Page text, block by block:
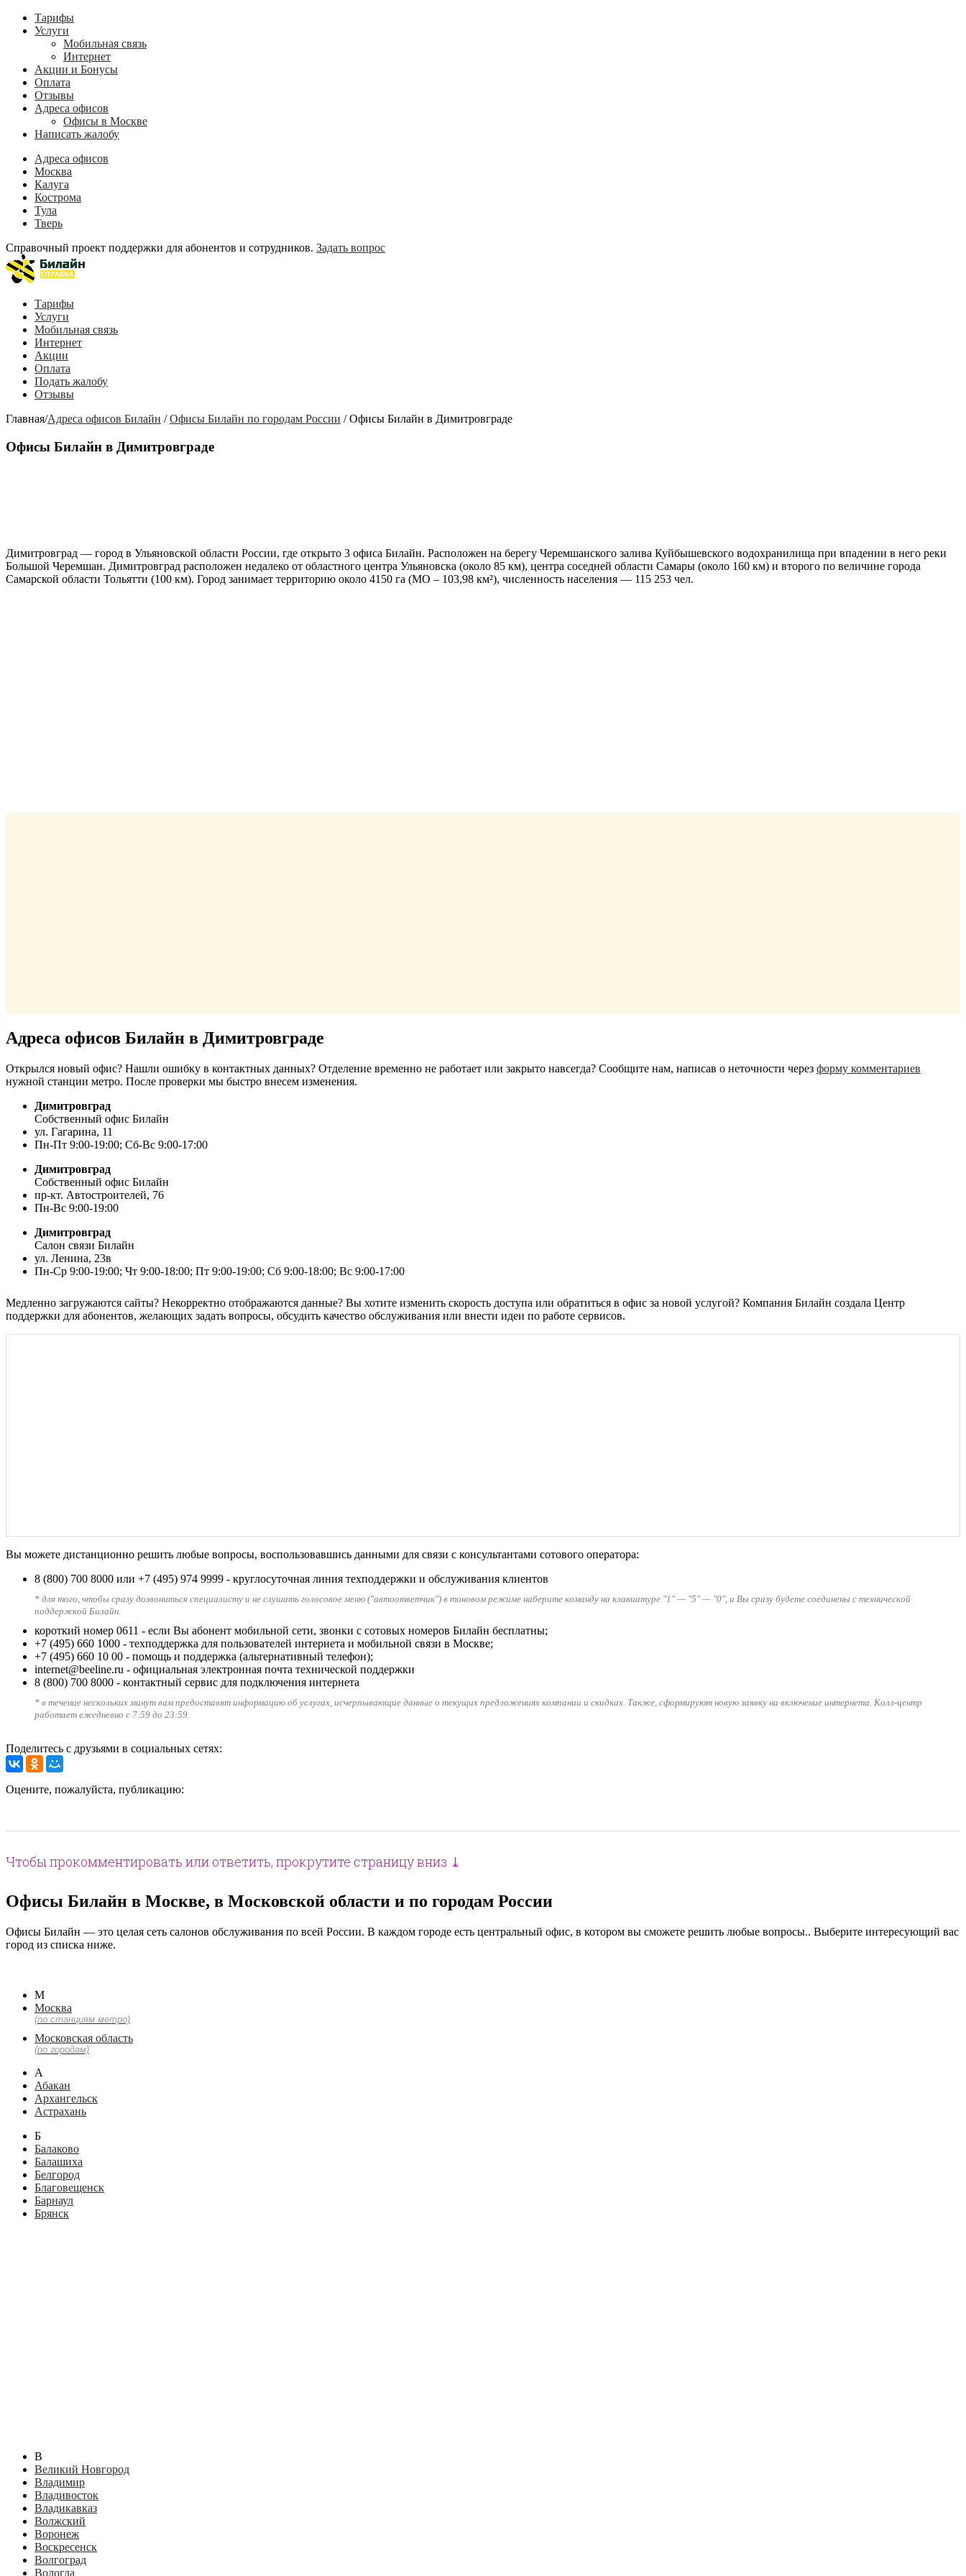
Тарифы
Услуги
Мобильная связь
Интернет
Акции и Бонусы
Оплата
Отзывы
Адреса офисов
Офисы в Москве
Написать жалобу
Адреса офисов
Москва
Калуга
Кострома
Тула
Тверь
Справочный проект поддержки для абонентов и сотрудников. Задать вопрос
Тарифы
Услуги
Мобильная связь
Интернет
Акции
Оплата
Подать жалобу
Отзывы
Главная/Адреса офисов Билайн / Офисы Билайн по городам России /Офисы Билайн в Димитровграде
Офисы Билайн в Димитровграде
Димитровград — город в Ульяновской области России, где открыто 3 офиса Билайн. Расположен на берегу Черемшанского залива Куйбышевского водохранилища при впадении в него реки
Большой Черемшан. Димитровград расположен недалеко от областного центра Ульяновска (около 85 км), центра соседней области Самары (около 160 км) и второго по величине города
Самарской области Тольятти (100 км). Город занимает территорию около 4150 га (МО – 103,98 км²), численность населения — 115 253 чел.
Адреса офисов Билайн в Димитровграде
Открылся новый офис? Нашли ошибку в контактных данных? Отделение временно не работает или закрыто навсегда? Сообщите нам, написав о неточности через форму комментариев
нужной станции метро. После проверки мы быстро внесем изменения.
Димитровград
Собственный офис Билайн
ул. Гагарина, 11
Пн-Пт 9:00-19:00; Сб-Вс 9:00-17:00
Димитровград
Собственный офис Билайн
пр-кт. Автостроителей, 76
Пн-Вс 9:00-19:00
Димитровград
Салон связи Билайн
ул. Ленина, 23в
Пн-Ср 9:00-19:00; Чт 9:00-18:00; Пт 9:00-19:00; Сб 9:00-18:00; Вс 9:00-17:00
Медленно загружаются сайты? Некорректно отображаются данные? Вы хотите изменить скорость доступа или обратиться в офис за новой услугой? Компания Билайн создала Центр
поддержки для абонентов, желающих задать вопросы, обсудить качество обслуживания или внести идеи по работе сервисов.
Вы можете дистанционно решить любые вопросы, воспользовавшись данными для связи с консультантами сотового оператора:
8 (800) 700 8000 или +7 (495) 974 9999 - круглосуточная линия техподдержки и обслуживания клиентов
* для того, чтобы сразу дозвониться специалисту и не слушать голосовое меню ("автоответчик") в тоновом режиме наберите команду на клавиатуре "1" — "5" — "0", и Вы сразу будете соединены с технической
поддержкой Билайн.
короткий номер 0611 - если Вы абонент мобильной сети, звонки с сотовых номеров Билайн бесплатны;
+7 (495) 660 1000 - техподдержка для пользователей интернета и мобильной связи в Москве;
+7 (495) 660 10 00 - помощь и поддержка (альтернативный телефон);
internet@beeline.ru - официальная электронная почта технической поддержки
8 (800) 700 8000 - контактный сервис для подключения интернета
* в течение нескольких минут вам предоставят информацию об услугах, исчерпывающие данные о текущих предложениях компании и скидках. Также, сформируют новую заявку на включение интернета. Колл-центр
работает ежедневно с 7:59 до 23:59.
Поделитесь с друзьями в социальных сетях:
Оцените, пожалуйста, публикацию:
Чтобы прокомментировать или ответить, прокрутите страницу вниз ⤓
Офисы Билайн в Москве, в Московской области и по городам России
Офисы Билайн — это целая сеть салонов обслуживания по всей России. В каждом городе есть центральный офис, в котором вы сможете решить любые вопросы.. Выберите интересующий вас
город из списка ниже.
М
Москва
(по станциям метро)
Московская область
(по городам)
А
Абакан
Архангельск
Астрахань
Б
Балаково
Балашиха
Белгород
Благовещенск
Барнаул
Брянск
В
Великий Новгород
Владимир
Владивосток
Владикавказ
Волжский
Воронеж
Воскресенск
Волгоград
Вологда